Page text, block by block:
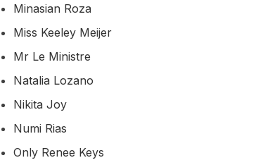
Minasian Roza
Miss Keeley Meijer
Mr Le Ministre
Natalia Lozano
Nikita Joy
Numi Rias
Only Renee Keys